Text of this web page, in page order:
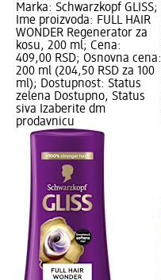
Marka: Schwarzkopf GLISS;
Ime proizvoda: FULL HAIR
WONDER Regenerator za
kosu, 200 ml; Cena:
409,00 RSD; Osnovna cena:
200 ml (204,50 RSD za 100
ml); Dostupnost: Status
zelena Dostupno, Status
siva Izaberite dm
prodavnicu